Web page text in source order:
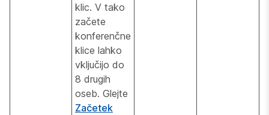
klic. V tako
začete
konferenčne
klice lahko
vključijo do
8 drugih
oseb. Glejte
Začetek